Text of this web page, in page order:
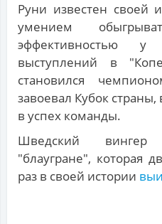
Руни известен своей
умением
эффективностью
выступлений в
становился
завоевал Кубок
в успех команды.
Шведский вингер
"блаугране", которая
раз в своей истории